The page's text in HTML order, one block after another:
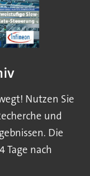
Nutzen Sie
und
Die
Tage nach